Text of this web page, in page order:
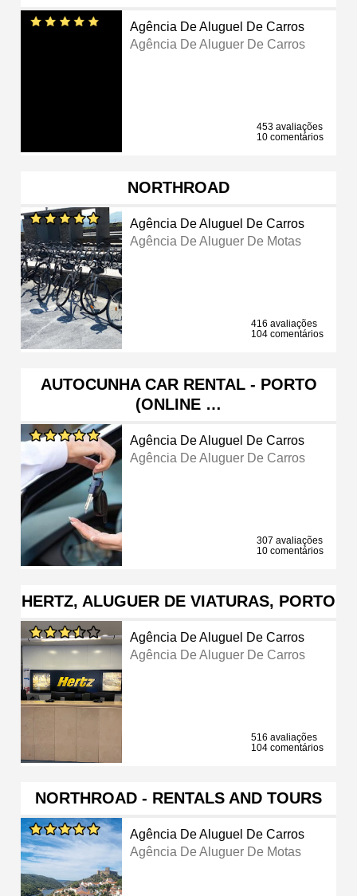
Agência De Aluguel De Carros
Agência De Aluguer De Carros
453 avaliações
10 comentários
NORTHROAD
Agência De Aluguel De Carros
Agência De Aluguer De Motas
416 avaliações
104 comentários
AUTOCUNHA CAR RENTAL - PORTO
(ONLINE …
Agência De Aluguel De Carros
Agência De Aluguer De Carros
307 avaliações
10 comentários
HERTZ, ALUGUER DE VIATURAS, PORTO
Agência De Aluguel De Carros
Agência De Aluguer De Carros
516 avaliações
104 comentários
NORTHROAD - RENTALS AND TOURS
Agência De Aluguel De Carros
Agência De Aluguer De Motas